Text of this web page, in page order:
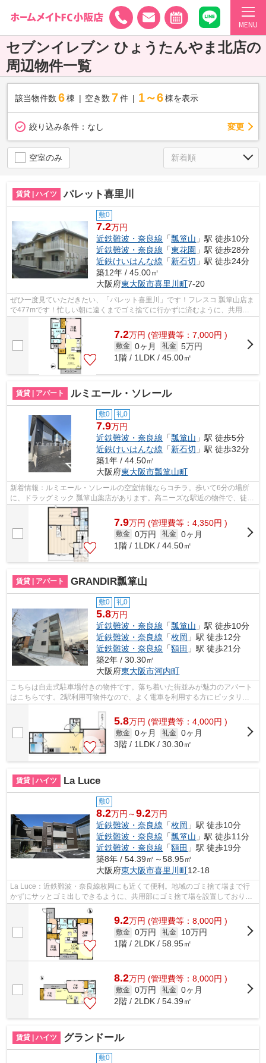
MENU
セブンイレブン ひょうたんやま北店の
周辺物件一覧
該当物件数 6棟 空き数 7 件 1～6 棟を表示
絞り込み条件： なし 変更
空室のみ
賃貸 | ハイツ パレット喜里川
敷0
7.2万円
近鉄難波・奈良線 「瓢箪山 」駅 徒歩10分
近鉄難波・奈良線 「東花園 」駅 徒歩28分
近鉄けいはんな線 「新石切 」駅 徒歩24分
築12年 / 45.00㎡
大阪府東大阪市喜里川町7-20
ぜひ一度見ていただきたい、「パレット喜里川」です！フレスコ 瓢箪山店ま
で477mです！忙しい朝に遠くまでゴミ捨てに行かずに済むように、共用部
にゴミ置き場が付いています！自走式の...
7.2万円 (管理費等：7,000円 )
敷金 0ヶ月 礼金 5万円
1階 / 1LDK / 45.00㎡
賃貸 | アパート ルミエール・ソレール
敷0 礼0
7.9万円
近鉄難波・奈良線 「瓢箪山 」駅 徒歩5分
近鉄けいはんな線 「新石切 」駅 徒歩32分
築1年 / 44.50㎡
大阪府東大阪市瓢箪山町
新着情報：ルミエール・ソレールの空室情報ならコチラ。歩いて6分の場所
に、ドラッグミック 瓢箪山薬店があります。高ニーズな駅近の物件で、徒歩
5分で駅に行くことができます。こちら...
7.9万円 (管理費等：4,350円 )
敷金 0万円 礼金 0ヶ月
1階 / 1LDK / 44.50㎡
賃貸 | アパート GRANDIR瓢箪山
敷0 礼0
5.8万円
近鉄難波・奈良線 「瓢箪山 」駅 徒歩10分
近鉄難波・奈良線 「枚岡 」駅 徒歩12分
近鉄難波・奈良線 「額田 」駅 徒歩21分
築2年 / 30.30㎡
大阪府東大阪市河内町
こちらは自走式駐車場付きの物件です。落ち着いた街並みが魅力のアパート
はこちらです。2駅利用可物件なので、よく電車を利用する方にピッタリで
すね。駅徒歩8分に駅が立地する物件な...
5.8万円 (管理費等：4,000円 )
敷金 0ヶ月 礼金 0ヶ月
3階 / 1LDK / 30.30㎡
賃貸 | ハイツ La Luce
敷0
8.2万円～9.2万円
近鉄難波・奈良線 「枚岡 」駅 徒歩10分
近鉄難波・奈良線 「瓢箪山 」駅 徒歩11分
近鉄難波・奈良線 「額田 」駅 徒歩19分
築8年 / 54.39㎡～58.95㎡
大阪府東大阪市喜里川町12-18
La Luce：近鉄難波・奈良線枚岡にも近くて便利。地域のゴミ捨て場まで行
かずにサッとゴミ出しできるように、共用部にゴミ捨て場を設置しておりま
す。通勤やお出かけに便利な、徒歩10分...
9.2万円 (管理費等：8,000円 )
敷金 0万円 礼金
10万円
1階 / 2LDK / 58.95㎡
8.2万円 (管理費等：8,000円 )
敷金 0万円 礼金 0ヶ月
2階 / 2LDK / 54.39㎡
賃貸 | ハイツ グランドール
敷0